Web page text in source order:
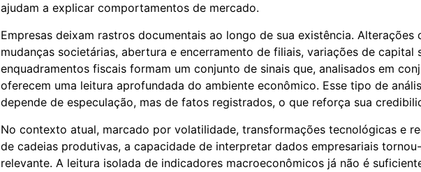
ajudam a explicar comportamentos de mercado.
Empresas deixam rastros documentais ao longo de sua existência. Alterações
mudanças societárias, abertura e encerramento de filiais, variações de capital
enquadramentos fiscais formam um conjunto de sinais que, analisados em
oferecem uma leitura aprofundada do ambiente econômico. Esse tipo de
depende de especulação, mas de fatos registrados, o que reforça sua
No contexto atual, marcado por volatilidade, transformações tecnológicas e
de cadeias produtivas, a capacidade de interpretar dados empresariais
relevante. A leitura isolada de indicadores macroeconômicos já não é